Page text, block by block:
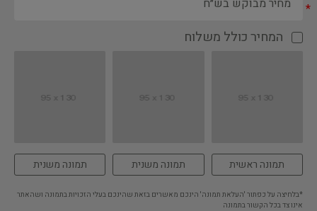
*
המחיר כולל משלוח
תמונה ראשית תמונה משנית תמונה משנית
*בלחיצה על כפתור 'העלאת תמונה' הינכם מאשרים בזאת שהינכם בעלי הזכויות בתמונה ושהאתר
אינו צד בכל הקשור בתמונה